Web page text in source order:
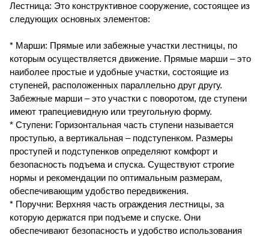
Лестница: Это конструктивное сооружение, состоящее из
следующих основных элементов:
* Марши: Прямые или забежные участки лестницы, по
которым осуществляется движение. Прямые марши – это
наиболее простые и удобные участки, состоящие из
ступеней, расположенных параллельно друг другу.
Забежные марши – это участки с поворотом, где ступени
имеют трапециевидную или треугольную форму.
* Ступени: Горизонтальная часть ступени называется
проступью, а вертикальная – подступенком. Размеры
проступей и подступенков определяют комфорт и
безопасность подъема и спуска. Существуют строгие
нормы и рекомендации по оптимальным размерам,
обеспечивающим удобство передвижения.
* Поручни: Верхняя часть ограждения лестницы, за
которую держатся при подъеме и спуске. Они
обеспечивают безопасность и удобство использования